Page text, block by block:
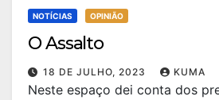
NOTÍCIAS OPINIÃO
O Assalto
18 DE JULHO, 2023 KUMA
Neste espaço dei conta dos